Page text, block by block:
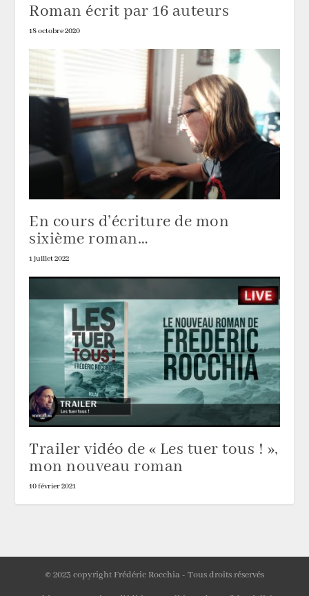
Roman écrit par 16 auteurs
18 octobre 2020
En cours d’écriture de mon
sixième roman…
1 juillet 2022
Trailer vidéo de « Les tuer tous ! »,
mon nouveau roman
10 février 2021
© 2023 copyright Frédéric Rocchia - Tous droits réservés